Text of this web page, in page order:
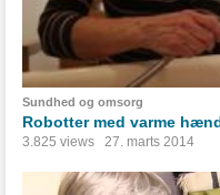
Sundhed og omsorg
Robotter med varme
3.825 views 27. marts 2014